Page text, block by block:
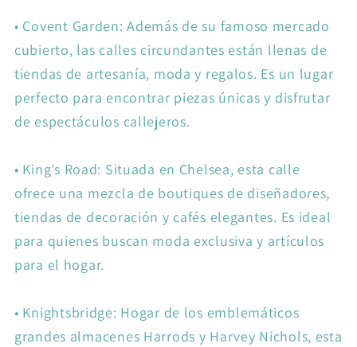
• Covent Garden: Además de su famoso mercado
cubierto, las calles circundantes están llenas de
tiendas de artesanía, moda y regalos. Es un lugar
perfecto para encontrar piezas únicas y disfrutar
de espectáculos callejeros.
• King’s Road: Situada en Chelsea, esta calle
ofrece una mezcla de boutiques de diseñadores,
tiendas de decoración y cafés elegantes. Es ideal
para quienes buscan moda exclusiva y artículos
para el hogar.
• Knightsbridge: Hogar de los emblemáticos
grandes almacenes Harrods y Harvey Nichols, esta